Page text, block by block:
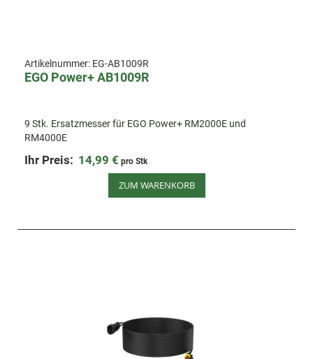
Artikelnummer: EG-AB1009R
EGO Power+ AB1009R
9 Stk. Ersatzmesser für EGO Power+ RM2000E und
RM4000E
Ihr Preis: 14,99 € pro Stk
ZUM WARENKORB